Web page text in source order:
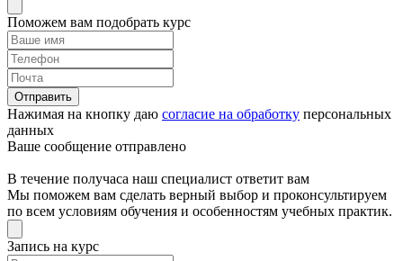
Поможем вам подобрать курс
Отправить
Нажимая на кнопку даю согласие на обработку персональных
данных
Ваше сообщение отправлено
В течение получаса наш специалист ответит вам
Мы поможем вам сделать верный выбор и проконсультируем
по всем условиям обучения и особенностям учебных практик.
Запись на курс